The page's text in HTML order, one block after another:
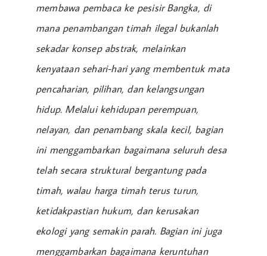
membawa pembaca ke pesisir Bangka, di
mana penambangan timah ilegal bukanlah
sekadar konsep abstrak, melainkan
kenyataan sehari-hari yang membentuk mata
pencaharian, pilihan, dan kelangsungan
hidup. Melalui kehidupan perempuan,
nelayan, dan penambang skala kecil, bagian
ini menggambarkan bagaimana seluruh desa
telah secara struktural bergantung pada
timah, walau harga timah terus turun,
ketidakpastian hukum, dan kerusakan
ekologi yang semakin parah. Bagian ini juga
menggambarkan bagaimana keruntuhan